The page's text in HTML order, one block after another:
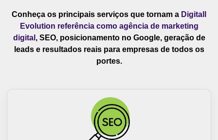
Conheça os principais serviços que tornam a Digitall
Evolution referência como agência de marketing
digital , SEO, posicionamento no Google, geração de
leads e resultados reais para empresas de todos os
portes.